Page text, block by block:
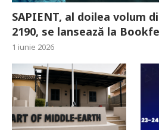
SAPIENT, al doilea volum
2190, se lansează la
1 iunie 2026